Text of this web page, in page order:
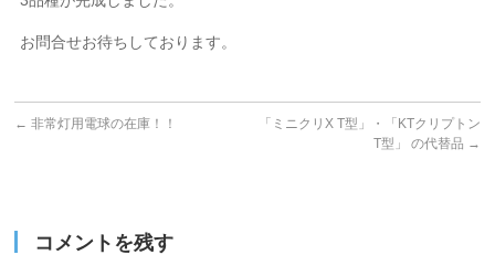
お問合せお待ちしております。
← 非常灯用電球の在庫！！
「ミニクリX T型」・「KTクリプトン
T型」 の代替品 →
コメントを残す